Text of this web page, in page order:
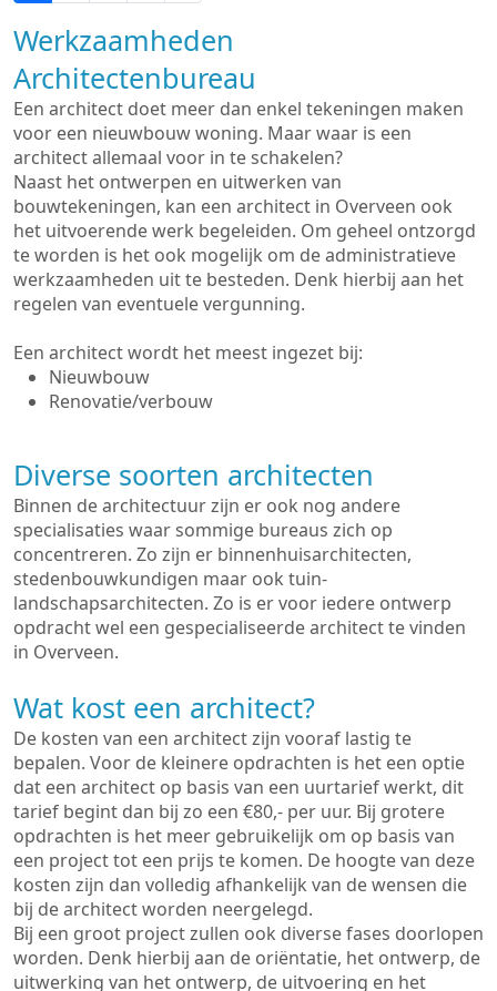
Werkzaamheden
Architectenbureau
Een architect doet meer dan enkel tekeningen maken
voor een nieuwbouw woning. Maar waar is een
architect allemaal voor in te schakelen?
Naast het ontwerpen en uitwerken van
bouwtekeningen, kan een architect in Overveen ook
het uitvoerende werk begeleiden. Om geheel ontzorgd
te worden is het ook mogelijk om de administratieve
werkzaamheden uit te besteden. Denk hierbij aan het
regelen van eventuele vergunning.
Een architect wordt het meest ingezet bij:
Nieuwbouw
Renovatie/verbouw
Diverse soorten architecten
Binnen de architectuur zijn er ook nog andere
specialisaties waar sommige bureaus zich op
concentreren. Zo zijn er binnenhuisarchitecten,
stedenbouwkundigen maar ook tuin-
landschapsarchitecten. Zo is er voor iedere ontwerp
opdracht wel een gespecialiseerde architect te vinden
in Overveen.
Wat kost een architect?
De kosten van een architect zijn vooraf lastig te
bepalen. Voor de kleinere opdrachten is het een optie
dat een architect op basis van een uurtarief werkt, dit
tarief begint dan bij zo een €80,- per uur. Bij grotere
opdrachten is het meer gebruikelijk om op basis van
een project tot een prijs te komen. De hoogte van deze
kosten zijn dan volledig afhankelijk van de wensen die
bij de architect worden neergelegd.
Bij een groot project zullen ook diverse fases doorlopen
worden. Denk hierbij aan de oriëntatie, het ontwerp, de
uitwerking van het ontwerp, de uitvoering en het